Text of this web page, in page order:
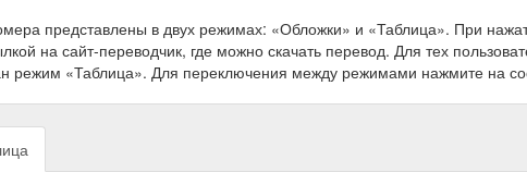
представлены в двух режимах: «Обложки» и «Таблица». При
на сайт-переводчик, где можно скачать перевод. Для тех
режим «Таблица». Для переключения между режимами нажмите на